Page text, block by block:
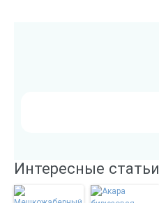
Интересные статьи